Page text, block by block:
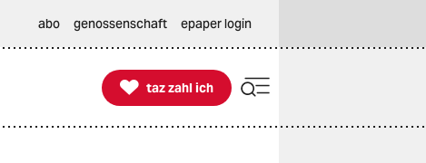
abo genossenschaft epaper login

taz zahl ich
taz zahl ich